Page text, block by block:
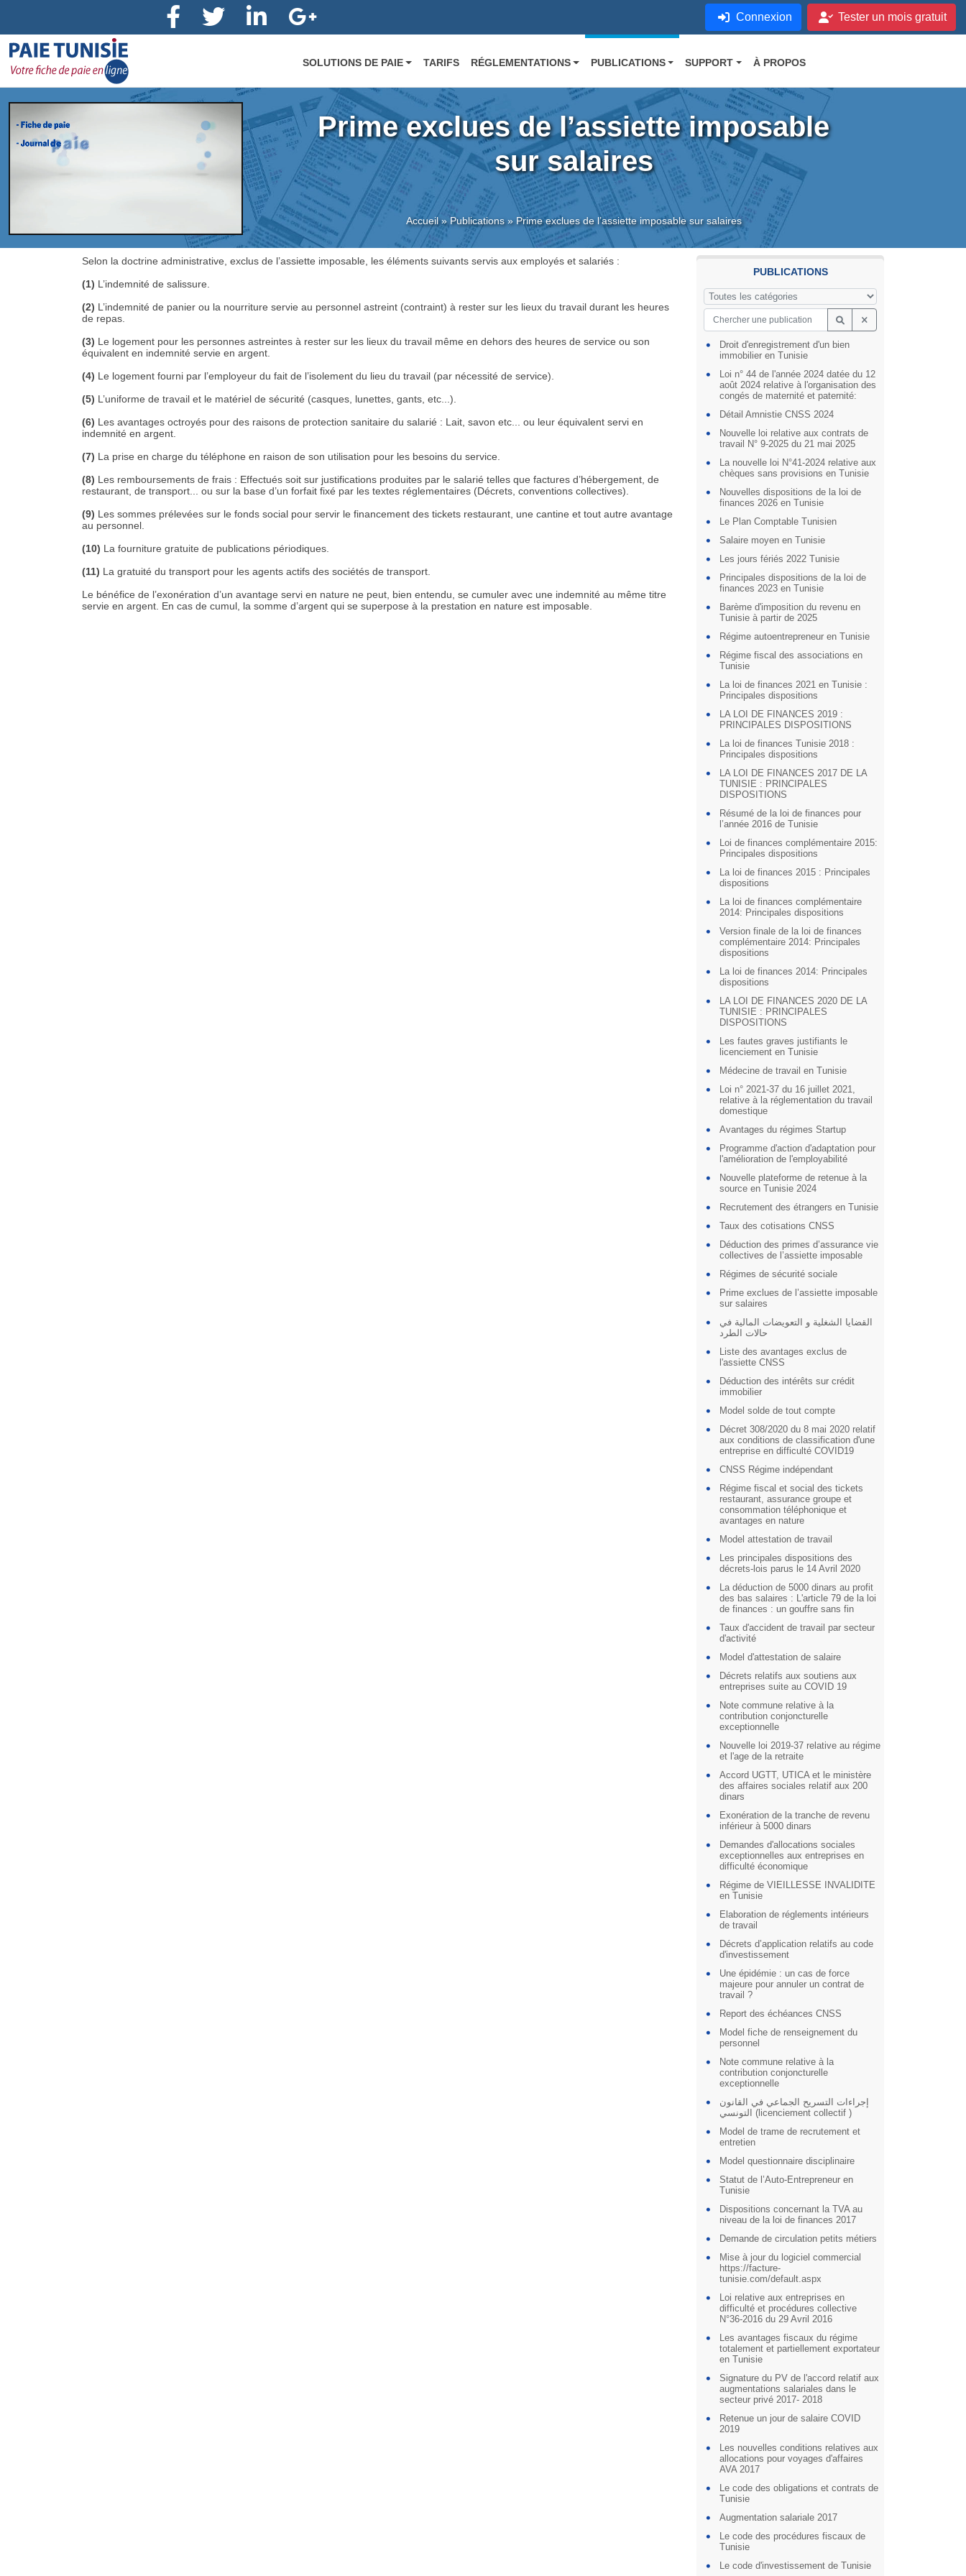
Connexion Tester un mois gratuit
SOLUTIONS DE PAIE TARIFS RÉGLEMENTATIONS PUBLICATIONS SUPPORT À PROPOS
Prime exclues de l’assiette imposable
sur salaires
Accueil»Publications»Prime exclues de l’assiette imposable sur salaires
Selon la doctrine administrative, exclus de l’assiette imposable, les éléments suivants servis aux employés et salariés :
(1) L’indemnité de salissure.
(2) L’indemnité de panier ou la nourriture servie au personnel astreint (contraint) à rester sur les lieux du travail durant les heures
de repas.
(3) Le logement pour les personnes astreintes à rester sur les lieux du travail même en dehors des heures de service ou son
équivalent en indemnité servie en argent.
(4) Le logement fourni par l’employeur du fait de l’isolement du lieu du travail (par nécessité de service).
(5) L’uniforme de travail et le matériel de sécurité (casques, lunettes, gants, etc...).
(6) Les avantages octroyés pour des raisons de protection sanitaire du salarié : Lait, savon etc... ou leur équivalent servi en
indemnité en argent.
(7) La prise en charge du téléphone en raison de son utilisation pour les besoins du service.
(8) Les remboursements de frais : Effectués soit sur justifications produites par le salarié telles que factures d’hébergement, de
restaurant, de transport... ou sur la base d’un forfait fixé par les textes réglementaires (Décrets, conventions collectives).
(9) Les sommes prélevées sur le fonds social pour servir le financement des tickets restaurant, une cantine et tout autre avantage
au personnel.
(10) La fourniture gratuite de publications périodiques.
(11) La gratuité du transport pour les agents actifs des sociétés de transport.
Le bénéfice de l’exonération d’un avantage servi en nature ne peut, bien entendu, se cumuler avec une indemnité au même titre
servie en argent. En cas de cumul, la somme d’argent qui se superpose à la prestation en nature est imposable.
PUBLICATIONS
Droit d'enregistrement d'un bien
immobilier en Tunisie
Loi n° 44 de l'année 2024 datée du 12
août 2024 relative à l'organisation des
congés de maternité et paternité:
Détail Amnistie CNSS 2024
Nouvelle loi relative aux contrats de
travail N° 9-2025 du 21 mai 2025
La nouvelle loi N°41-2024 relative aux
chèques sans provisions en Tunisie
Nouvelles dispositions de la loi de
finances 2026 en Tunisie
Le Plan Comptable Tunisien
Salaire moyen en Tunisie
Les jours fériés 2022 Tunisie
Principales dispositions de la loi de
finances 2023 en Tunisie
Barème d'imposition du revenu en
Tunisie à partir de 2025
Régime autoentrepreneur en Tunisie
Régime fiscal des associations en
Tunisie
La loi de finances 2021 en Tunisie :
Principales dispositions
LA LOI DE FINANCES 2019 :
PRINCIPALES DISPOSITIONS
La loi de finances Tunisie 2018 :
Principales dispositions
LA LOI DE FINANCES 2017 DE LA
TUNISIE : PRINCIPALES
DISPOSITIONS
Résumé de la loi de finances pour
l’année 2016 de Tunisie
Loi de finances complémentaire 2015:
Principales dispositions
La loi de finances 2015 : Principales
dispositions
La loi de finances complémentaire
2014: Principales dispositions
Version finale de la loi de finances
complémentaire 2014: Principales
dispositions
La loi de finances 2014: Principales
dispositions
LA LOI DE FINANCES 2020 DE LA
TUNISIE : PRINCIPALES
DISPOSITIONS
Les fautes graves justifiants le
licenciement en Tunisie
Médecine de travail en Tunisie
Loi n° 2021-37 du 16 juillet 2021,
relative à la réglementation du travail
domestique
Avantages du régimes Startup
Programme d'action d'adaptation pour
l'amélioration de l'employabilité
Nouvelle plateforme de retenue à la
source en Tunisie 2024
Recrutement des étrangers en Tunisie
Taux des cotisations CNSS
Déduction des primes d’assurance vie
collectives de l’assiette imposable
Régimes de sécurité sociale
Prime exclues de l’assiette imposable
sur salaires
القضايا الشغلية و التعويضات المالية في
حالات الطرد
Liste des avantages exclus de
l'assiette CNSS
Déduction des intérêts sur crédit
immobilier
Model solde de tout compte
Décret 308/2020 du 8 mai 2020 relatif
aux conditions de classification d'une
entreprise en difficulté COVID19
CNSS Régime indépendant
Régime fiscal et social des tickets
restaurant, assurance groupe et
consommation téléphonique et
avantages en nature
Model attestation de travail
Les principales dispositions des
décrets-lois parus le 14 Avril 2020
La déduction de 5000 dinars au profit
des bas salaires : L'article 79 de la loi
de finances : un gouffre sans fin
Taux d'accident de travail par secteur
d'activité
Model d'attestation de salaire
Décrets relatifs aux soutiens aux
entreprises suite au COVID 19
Note commune relative à la
contribution conjoncturelle
exceptionnelle
Nouvelle loi 2019-37 relative au régime
et l'age de la retraite
Accord UGTT, UTICA et le ministère
des affaires sociales relatif aux 200
dinars
Exonération de la tranche de revenu
inférieur à 5000 dinars
Demandes d'allocations sociales
exceptionnelles aux entreprises en
difficulté économique
Régime de VIEILLESSE INVALIDITE
en Tunisie
Elaboration de réglements intérieurs
de travail
Décrets d’application relatifs au code
d'investissement
Une épidémie : un cas de force
majeure pour annuler un contrat de
travail ?
Report des échéances CNSS
Model fiche de renseignement du
personnel
Note commune relative à la
contribution conjoncturelle
exceptionnelle
إجراءات التسريح الجماعي في القانون
التونسي (licenciement collectif )
Model de trame de recrutement et
entretien
Model questionnaire disciplinaire
Statut de l’Auto-Entrepreneur en
Tunisie
Dispositions concernant la TVA au
niveau de la loi de finances 2017
Demande de circulation petits métiers
Mise à jour du logiciel commercial
https://facture-
tunisie.com/default.aspx
Loi relative aux entreprises en
difficulté et procédures collective
N°36-2016 du 29 Avril 2016
Les avantages fiscaux du régime
totalement et partiellement exportateur
en Tunisie
Signature du PV de l'accord relatif aux
augmentations salariales dans le
secteur privé 2017- 2018
Retenue un jour de salaire COVID
2019
Les nouvelles conditions relatives aux
allocations pour voyages d'affaires
AVA 2017
Le code des obligations et contrats de
Tunisie
Augmentation salariale 2017
Le code des procédures fiscaux de
Tunisie
Le code d'investissement de Tunisie